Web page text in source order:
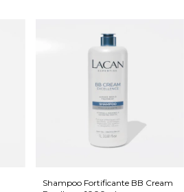
Shampoo Fortificante BB Cream